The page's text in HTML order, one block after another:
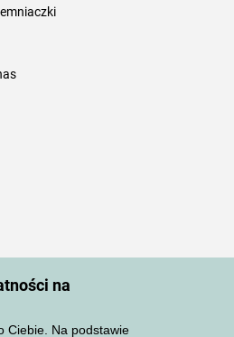
na
Ciebie. Na podstawie